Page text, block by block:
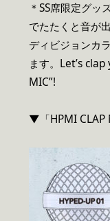
＊SS席限定グッ
でたたくと音が
ディビジョンカ
ます。Let’s
MIC”!
▼「HPMI CLAP